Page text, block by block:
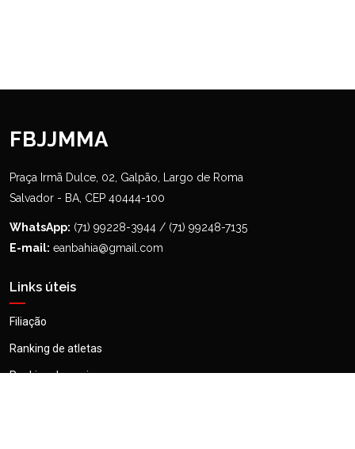
FBJJMMA
Praça Irmã Dulce, 02, Galpão, Largo de Roma
Salvador - BA, CEP 40444-100
WhatsApp: (71) 99228-3944 / (71) 99248-7135
E-mail: eanbahia@gmail.com
Links úteis
Filiação
Ranking de atletas
Ranking de equipes